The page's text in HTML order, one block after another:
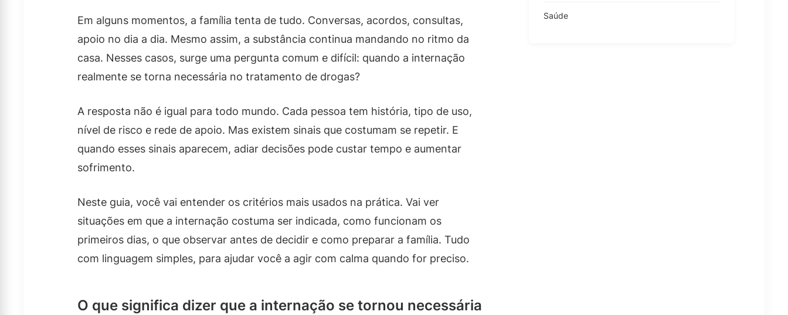
Em alguns momentos, a família tenta de tudo. Conversas, acordos, consultas,
apoio no dia a dia. Mesmo assim, a substância continua mandando no ritmo da
casa. Nesses casos, surge uma pergunta comum e difícil: quando a internação
realmente se torna necessária no tratamento de drogas?
A resposta não é igual para todo mundo. Cada pessoa tem história, tipo de uso,
nível de risco e rede de apoio. Mas existem sinais que costumam se repetir. E
quando esses sinais aparecem, adiar decisões pode custar tempo e aumentar
sofrimento.
Neste guia, você vai entender os critérios mais usados na prática. Vai ver
situações em que a internação costuma ser indicada, como funcionam os
primeiros dias, o que observar antes de decidir e como preparar a família. Tudo
com linguagem simples, para ajudar você a agir com calma quando for preciso.
O que significa dizer que a internação se tornou necessária
Saúde